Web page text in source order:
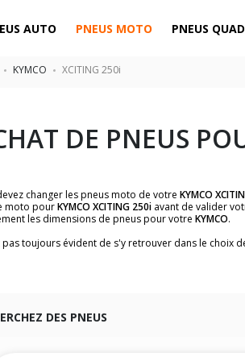
AUTO PNEUS MOTO PNEUS
KYMCO XCITING 250i
DE PNEUS
changer les pneus moto de votre KYMCO
moto pourKYMCO XCITING 250i avant de valider
les dimensions de pneus pour votre KYMCO.
pas toujours évident de s'y retrouver dans le choix
ne savez pas comment trouver les dimensions de
DES PNEUS